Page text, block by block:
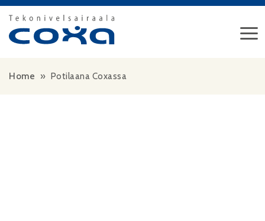
Siirry sisältöön
Home » Potilaana Coxassa